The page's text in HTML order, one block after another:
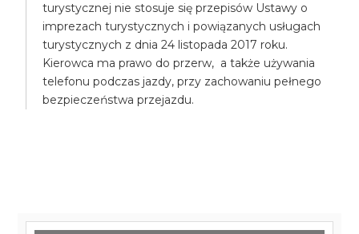
turystycznej nie stosuje się przepisów Ustawy o
imprezach turystycznych i powiązanych usługach
turystycznych z dnia 24 listopada 2017 roku.
Kierowca ma prawo do przerw, a także używania
telefonu podczas jazdy, przy zachowaniu pełnego
bezpieczeństwa przejazdu.